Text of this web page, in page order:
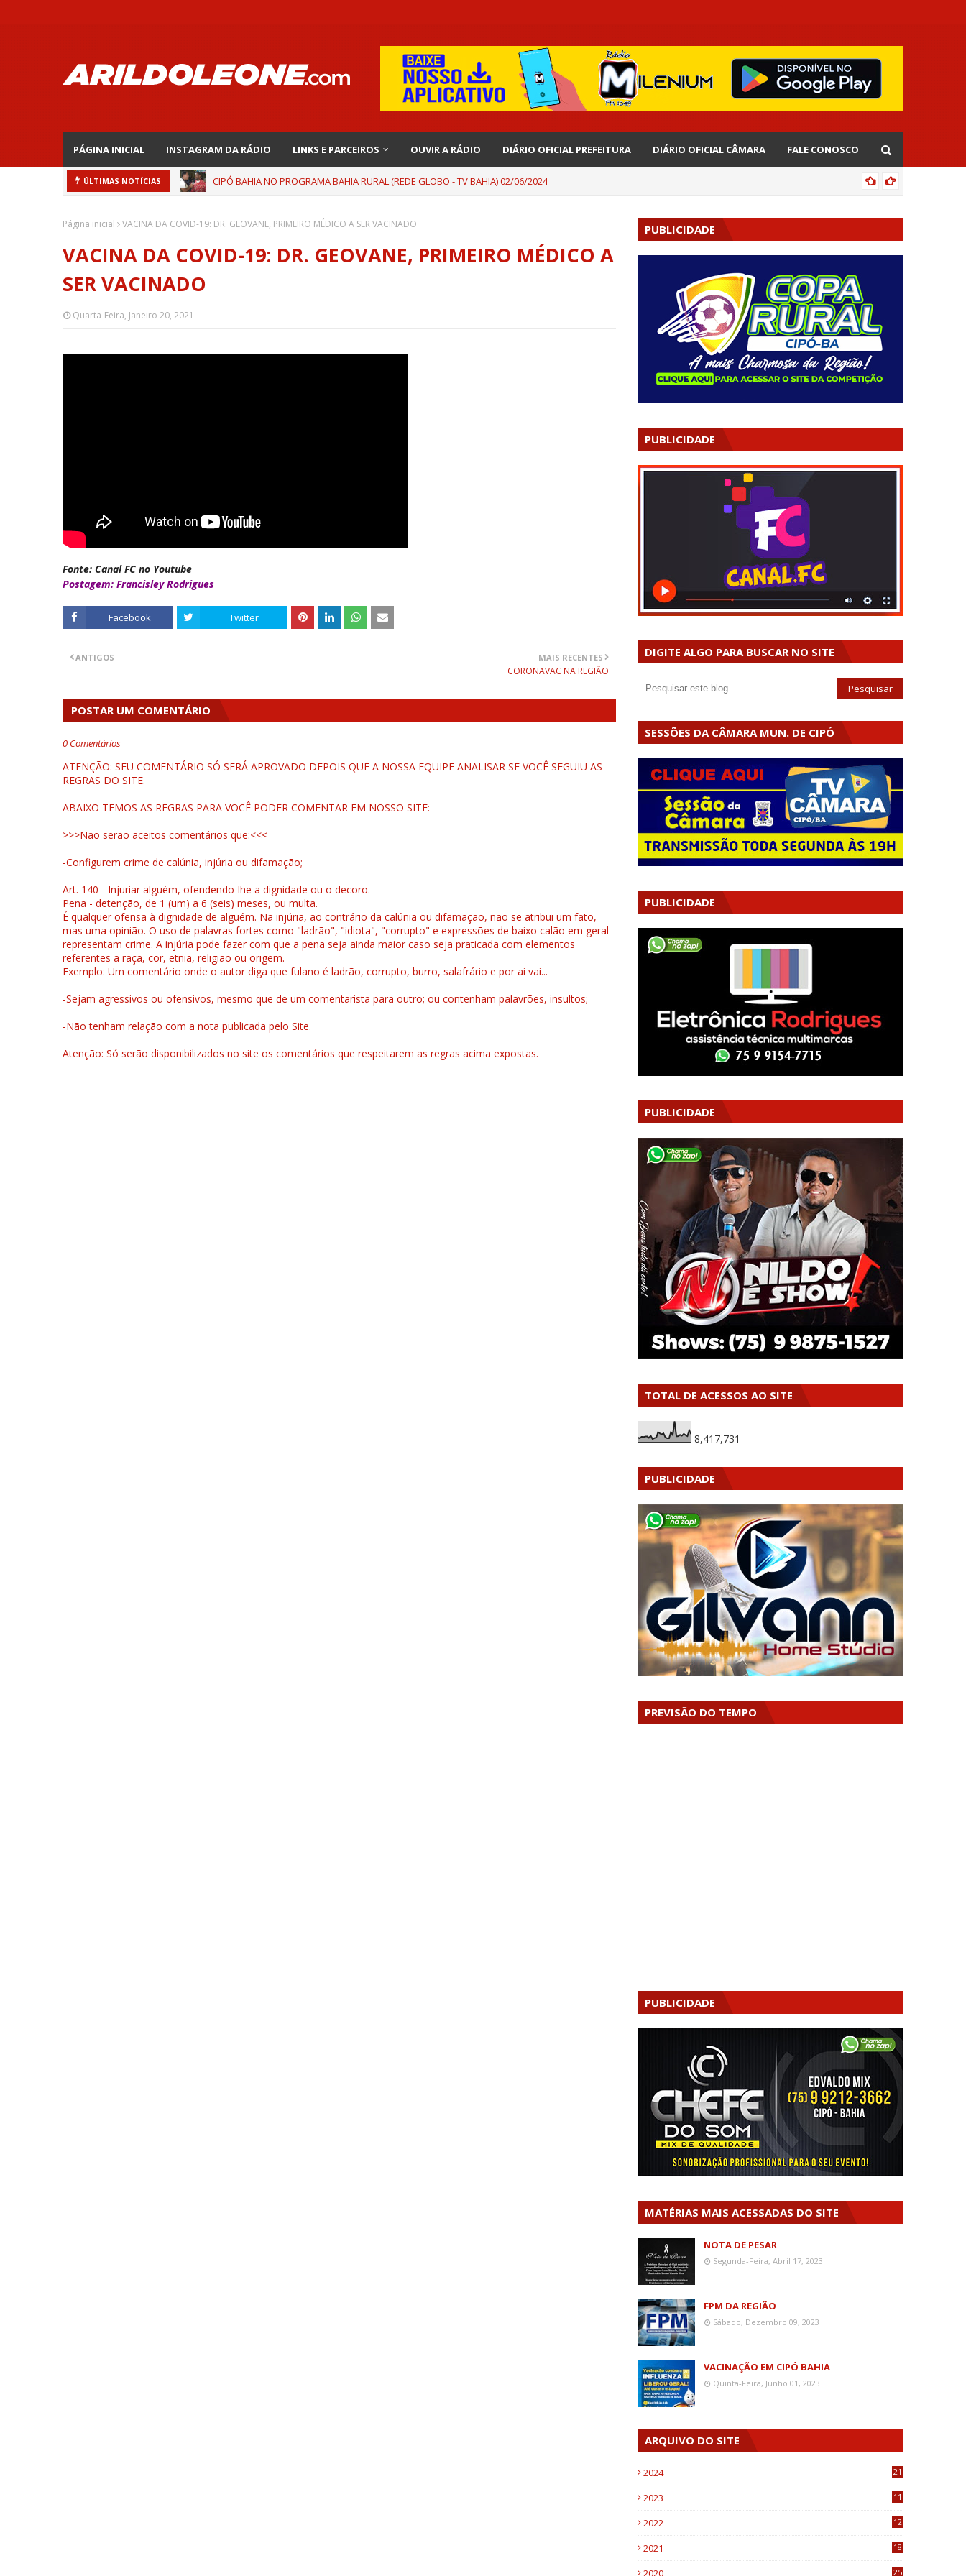
PÁGINA INICIAL INSTAGRAM DA RÁDIO LINKS E PARCEIROS OUVIR A RÁDIO DIÁRIO OFICIAL PREFEITURA DIÁRIO OFICIAL CÂMARA FALE CONOSCO
ÚLTIMAS NOTÍCIAS CIPÓ BAHIA NO PROGRAMA BAHIA RURAL (REDE GLOBO - TV BAHIA) 02/06/2024
Página inicial VACINA DA COVID-19: DR. GEOVANE, PRIMEIRO MÉDICO A SER VACINADO
VACINA DA COVID-19: DR. GEOVANE, PRIMEIRO MÉDICO A
SER VACINADO
Quarta-Feira, Janeiro 20, 2021
Fonte: Canal FC no Youtube
Postagem: Francisley Rodrigues
Facebook Twitter
MAIS RECENTES
CORONAVAC NA REGIÃO
ANTIGOS
POSTAR UM COMENTÁRIO
0 Comentários
ATENÇÃO: SEU COMENTÁRIO SÓ SERÁ APROVADO DEPOIS QUE A NOSSA EQUIPE ANALISAR SE VOCÊ SEGUIU AS
REGRAS DO SITE.
ABAIXO TEMOS AS REGRAS PARA VOCÊ PODER COMENTAR EM NOSSO SITE:
>>>Não serão aceitos comentários que:<<<
-Configurem crime de calúnia, injúria ou difamação;
Art. 140 - Injuriar alguém, ofendendo-lhe a dignidade ou o decoro.
Pena - detenção, de 1 (um) a 6 (seis) meses, ou multa.
É qualquer ofensa à dignidade de alguém. Na injúria, ao contrário da calúnia ou difamação, não se atribui um fato,
mas uma opinião. O uso de palavras fortes como "ladrão", "idiota", "corrupto" e expressões de baixo calão em geral
representam crime. A injúria pode fazer com que a pena seja ainda maior caso seja praticada com elementos
referentes a raça, cor, etnia, religião ou origem.
Exemplo: Um comentário onde o autor diga que fulano é ladrão, corrupto, burro, salafrário e por ai vai...
-Sejam agressivos ou ofensivos, mesmo que de um comentarista para outro; ou contenham palavrões, insultos;
-Não tenham relação com a nota publicada pelo Site.
Atenção: Só serão disponibilizados no site os comentários que respeitarem as regras acima expostas.
PUBLICIDADE
PUBLICIDADE
DIGITE ALGO PARA BUSCAR NO SITE
SESSÕES DA CÂMARA MUN. DE CIPÓ
PUBLICIDADE
PUBLICIDADE
TOTAL DE ACESSOS AO SITE
8,417,731
PUBLICIDADE
PREVISÃO DO TEMPO
PUBLICIDADE
MATÉRIAS MAIS ACESSADAS DO SITE
NOTA DE PESAR
Segunda-Feira, Abril 17, 2023
FPM DA REGIÃO
Sábado, Dezembro 09, 2023
VACINAÇÃO EM CIPÓ BAHIA
Quinta-Feira, Junho 01, 2023
ARQUIVO DO SITE
2024 21
2023
11
2022
12
2021
18
2020 25